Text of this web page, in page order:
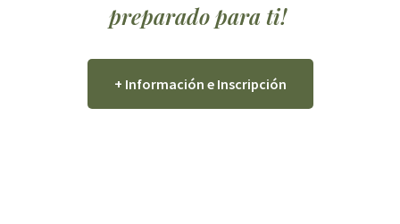
preparado para ti!
+ Información e Inscripción